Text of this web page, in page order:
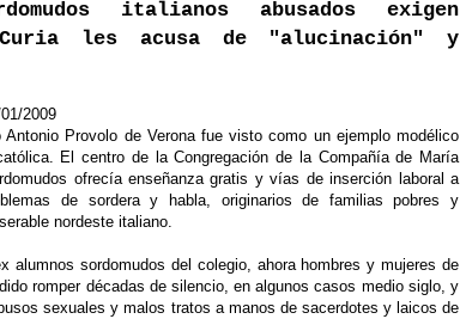
italianos abusados exigen
les acusa de "alucinación" y
2009
Provolo de Verona fue visto como un ejemplo modélico
El centro de la Congregación de la Compañía de María
ofrecía enseñanza gratis y vías de inserción laboral a
de sordera y habla, originarios de familias pobres y
nordeste italiano.
alumnos sordomudos del colegio, ahora hombres y mujeres de
romper décadas de silencio, en algunos casos medio siglo, y
sexuales y malos tratos a manos de sacerdotes y laicos de